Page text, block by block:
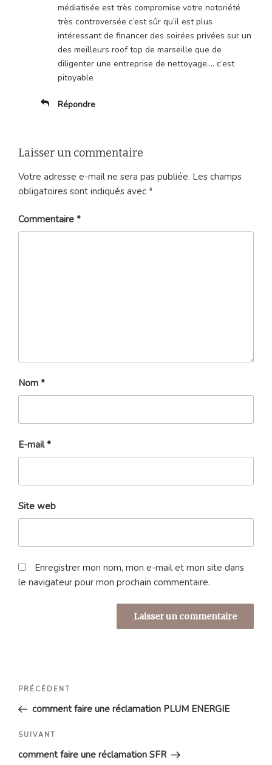
médiatisée est très compromise votre notoriété
très controversée c’est sûr qu’il est plus
intéressant de financer des soirées privées sur un
des meilleurs roof top de marseille que de
diligenter une entreprise de nettoyage…. c’est
pitoyable
Répondre
Laisser un commentaire
Votre adresse e-mail ne sera pas publiée. Les champs
obligatoires sont indiqués avec *
Commentaire *
Nom *
E-mail*
Site web
Enregistrer mon nom, mon e-mail et mon site dans
le navigateur pour mon prochain commentaire.
Navigation
l’article
Article
précédent
PRÉCÉDENT
comment faire une réclamation PLUM ENERGIE
Article
suivant
SUIVANT
comment faire une réclamation SFR